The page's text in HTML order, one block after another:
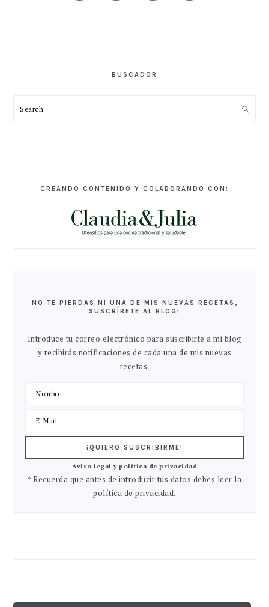
BUSCADOR
Search
CREANDO CONTENIDO Y COLABORANDO CON:
NO TE PIERDAS NI UNA DE MIS NUEVAS RECETAS,
SUSCRÍBETE AL BLOG!
Introduce tu correo electrónico para suscribirte a mi blog
y recibirás notificaciones de cada una de mis nuevas
recetas.
Aviso legal y política de privacidad
* Recuerda que antes de introducir tus datos debes leer la
política de privacidad.